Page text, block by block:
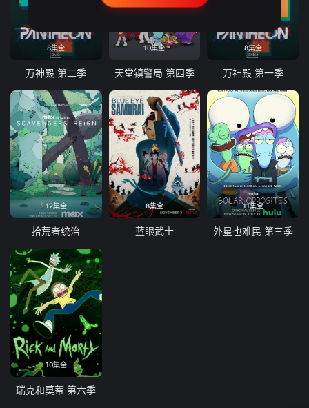
8集全
万神殿 第二季
10集全
天堂镇警局 第四季
8集全
万神殿 第一季
12集全
拾荒者统治
8集全
蓝眼武士
11集全
外星也难民 第三季
10集全
瑞克和莫蒂 第六季